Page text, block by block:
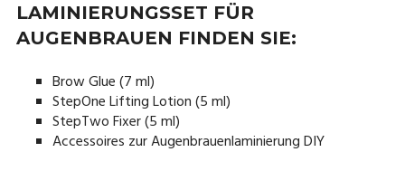
LAMINIERUNGSSET FÜR
AUGENBRAUEN FINDEN SIE:
Brow Glue (7 ml)
StepOne Lifting Lotion (5 ml)
StepTwo Fixer (5 ml)
Accessoires zur Augenbrauenlaminierung DIY